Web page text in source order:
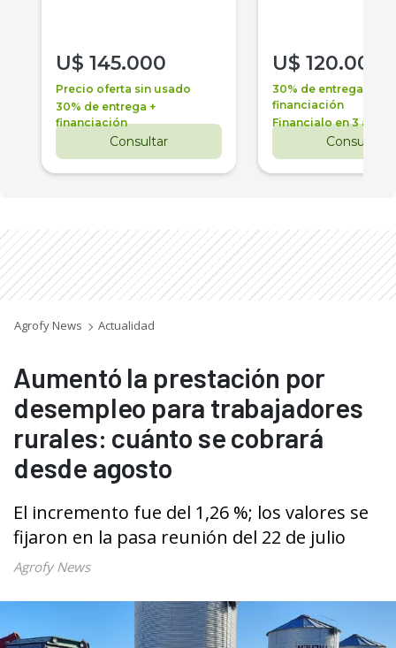
U$ 145.000
Precio oferta sin usado
30% de entrega +
financiación
Consultar
U$ 120.000
30% de entrega +
financiación
Financialo en 3 años
Consultar
Agrofy News Actualidad
Aumentó la prestación por
desempleo para trabajadores
rurales: cuánto se cobrará
desde agosto
El incremento fue del 1,26 %; los valores se
fijaron en la pasa reunión del 22 de julio
Agrofy News